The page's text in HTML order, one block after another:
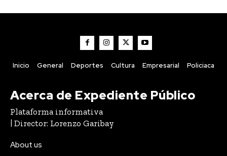
Inicio General Deportes Cultura Empresarial Policiaca
Acerca de Expediente Público
Plataforma informativa
| Director: Lorenzo Garibay
About us